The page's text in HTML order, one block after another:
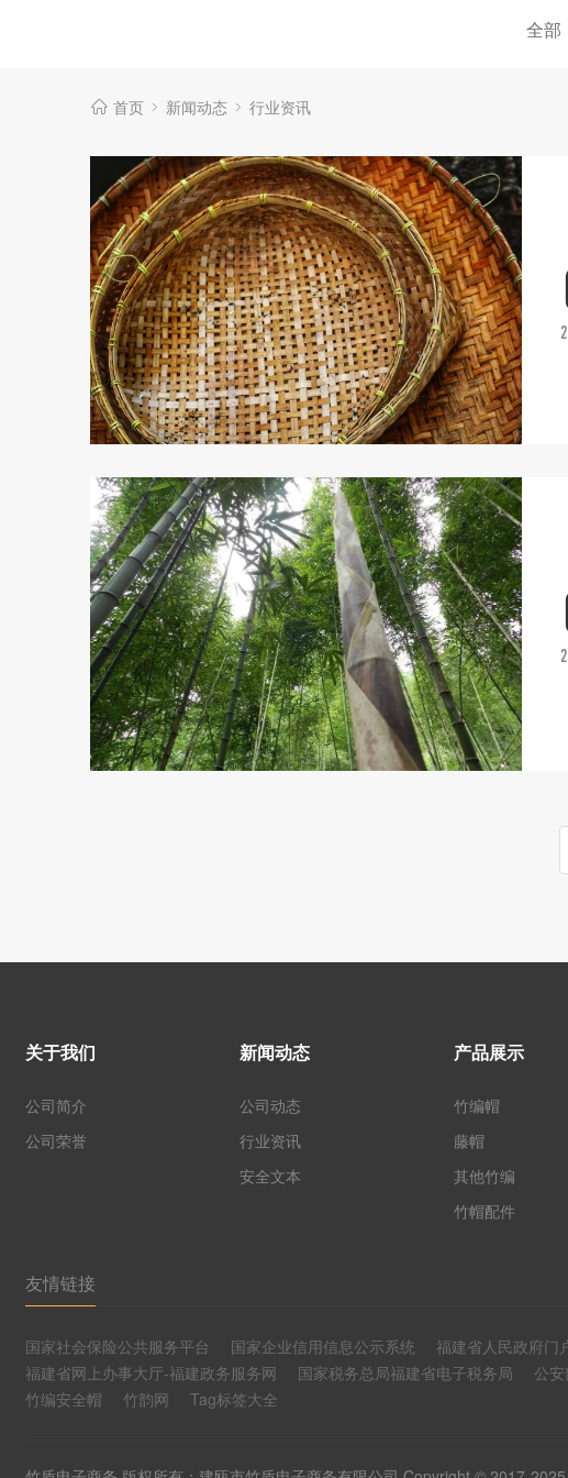
全部
首页 新闻动态 行业资讯
关于我们
公司简介
公司荣誉
新闻动态
公司动态
行业资讯
安全文本
产品展示
竹编帽
藤帽
其他竹编
竹帽配件
友情链接
国家社会保险公共服务平台 国家企业信用信息公示系统 福建省人民政府门
福建省网上办事大厅-福建政务服务网
国家税务总局福建省电子税务局 公
竹编安全帽
竹韵网 Tag标签大全